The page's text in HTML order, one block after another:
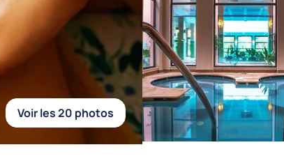
Voir les 20 photos